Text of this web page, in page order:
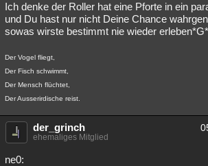
Ich denke der Roller hat eine Pforte in ein
und Du hast nur nicht Deine Chance
sowas wirste bestimmt nie wieder erleben*G*
Der Vogel fliegt,
Der Fisch schwimmt,
Der Mensch flüchtet,
Der Ausserirdische reist.
der_grinch
ehemaliges Mitglied
ne0: